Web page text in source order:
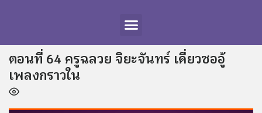
ตอนที่ 64 ครูฉลวย จิยะจันทร์ เดี่ยวซออู้
เพลงกราวใน